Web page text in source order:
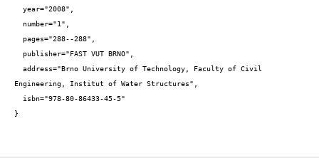
Engineering, Institut of Water Structures",
}